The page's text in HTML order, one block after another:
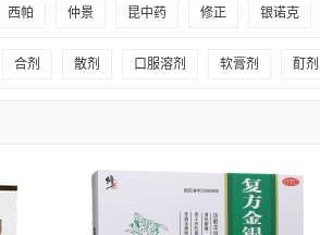
西帕 仲景 昆中药 修正 银诺克
康缘 德众 德济
鼎炉 鹅城
亚宝药业 广宇制药 乾方 龙生北药
合剂 散剂 口服溶剂 软膏剂 酊剂